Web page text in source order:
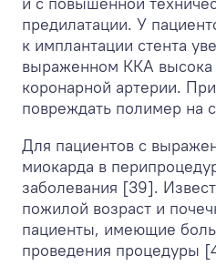
предилатации. У
к имплантации стента
выраженном ККА высока
коронарной артерии.
повреждать полимер на
Для пациентов с
миокарда в
заболевания [39].
пожилой возраст и
пациенты, имеющие
проведения процедуры